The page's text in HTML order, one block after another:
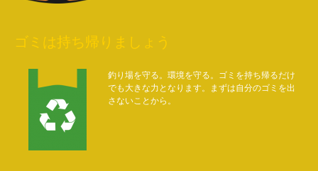
ゴミは持ち帰りましょう
釣り場を守る。環境を守る。ゴミを持ち帰るだけ
でも大きな力となります。まずは自分のゴミを出
さないことから。